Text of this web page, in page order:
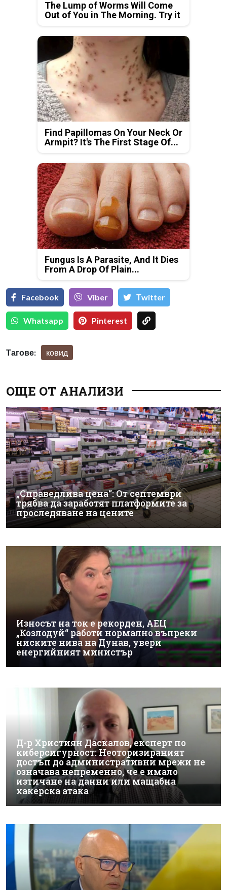
The Lump of Worms Will Come
Out of You in The Morning. Try it
Find Papillomas On Your Neck Or
Armpit? It's The First Stage Of...
Fungus Is A Parasite, And It Dies
From A Drop Of Plain...
Facebook Viber Тwitter
Whatsapp Pinterest
Тагове: ковид
ОЩЕ ОТ АНАЛИЗИ
„Справедлива цена“: От септември
трябва да заработят платформите за
проследяване на цените
Износът на ток е рекорден, АЕЦ
„Козлодуй“ работи нормално въпреки
ниските нива на Дунав, увери
енергийният министър
Д-р Християн Даскалов, експерт по
киберсигурност: Неоторизираният
достъп до административни мрежи не
означава непременно, че е имало
изтичане на данни или мащабна
хакерска атака